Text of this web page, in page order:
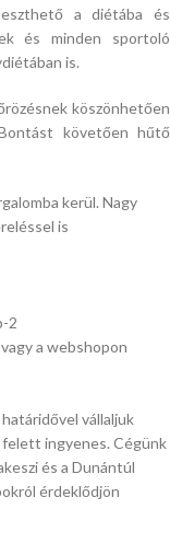
a diétába és
és minden sportoló
is.
köszönhetően
követően hűtő
kerül. Nagy
is
a webshopon
vállaljuk
felett ingyenes. Cégünk
és a Dunántúl
érdeklődjön